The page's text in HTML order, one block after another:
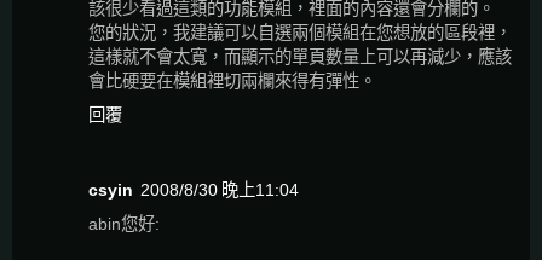
該很少看過這類的功能模組，裡面的內容還會分欄的。
您的狀況，我建議可以自選兩個模組在您想放的區段裡，
這樣就不會太寬，而顯示的單頁數量上可以再減少，應該
會比硬要在模組裡切兩欄來得有彈性。
回覆
csyin 2008/8/30 晚上11:04
abin您好: